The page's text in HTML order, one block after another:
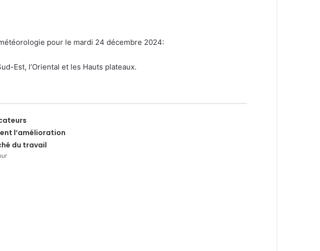
pour le mardi 24 décembre 2024:
Est, l’Oriental et les Hauts plateaux.
l’amélioration
du travail